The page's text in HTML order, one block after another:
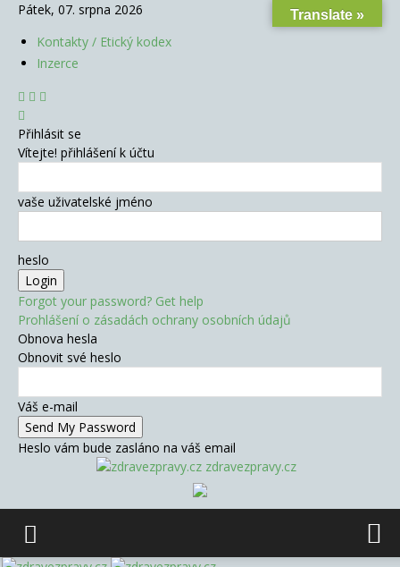
Pátek, 07. srpna 2026
Kontakty / Etický kodex
Inzerce
Přihlásit se
Vítejte! přihlášení k účtu
vaše uživatelské jméno
heslo
Forgot your password? Get help
Prohlášení o zásadách ochrany osobních údajů
Obnova hesla
Obnovit své heslo
Váš e-mail
Heslo vám bude zasláno na váš email
zdravezpravy.cz
Translate »